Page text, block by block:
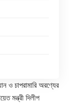
ও চাপরামারি অরণ্যের
মন্ত্রী দিলীপ